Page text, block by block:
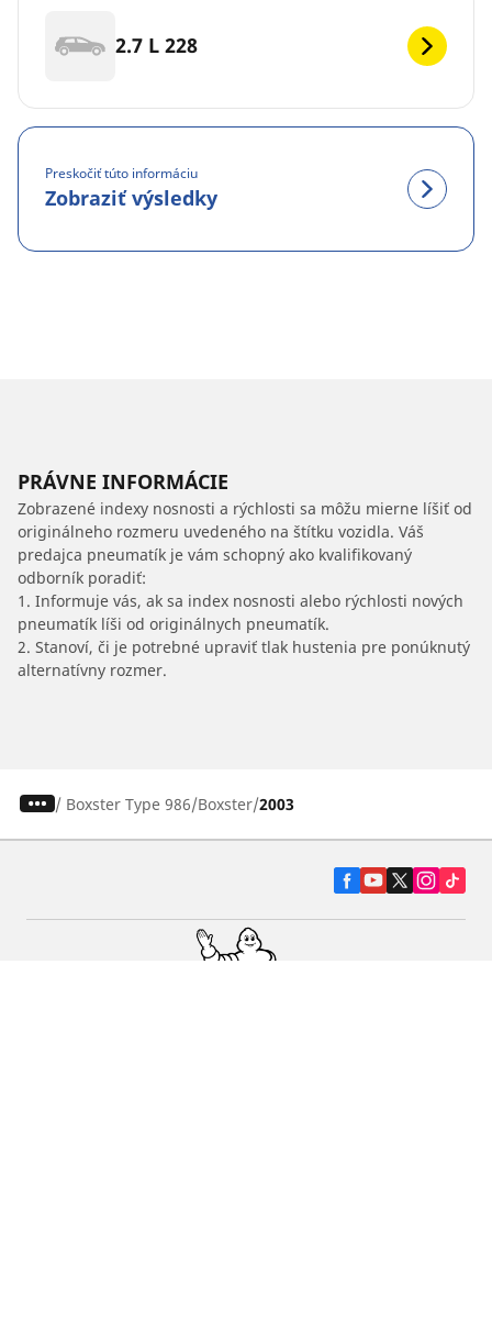
2.7 L 228
Preskočiť túto informáciu
Zobraziť výsledky
PRÁVNE INFORMÁCIE
Zobrazené indexy nosnosti a rýchlosti sa môžu mierne líšiť od
originálneho rozmeru uvedeného na štítku vozidla. Váš
predajca pneumatík je vám schopný ako kvalifikovaný
odborník poradiť:
1. Informuje vás, ak sa index nosnosti alebo rýchlosti nových
pneumatík líši od originálnych pneumatík.
2. Stanoví, či je potrebné upraviť tlak hustenia pre ponúknutý
alternatívny rozmer.
/ Boxster Type 986 Boxster 2003